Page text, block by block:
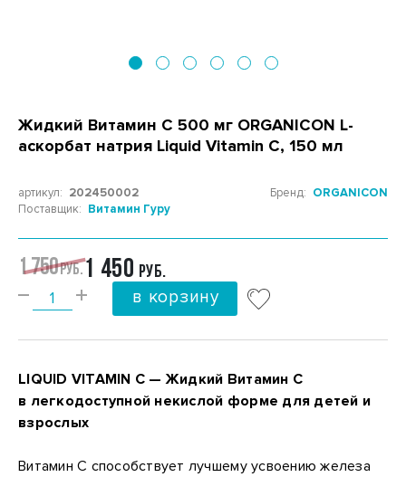
Жидкий Витамин С 500 мг ORGANICON L-
аскорбат натрия Liquid Vitamin C, 150 мл
артикул: 202450002 Бренд: ORGANICON
Поставщик: Витамин Гуру
1 750РУБ.1 450 РУБ.
в корзину
LIQUID VITAMIN C — Жидкий Витамин С
в легкодоступной некислой форме для детей и
взрослых
Витамин С способствует лучшему усвоению железа